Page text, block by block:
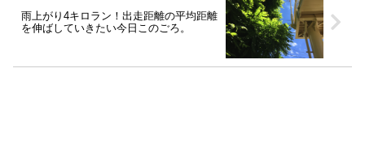
雨上がり4キロラン！出走距離の平均距離
を伸ばしていきたい今日このごろ。